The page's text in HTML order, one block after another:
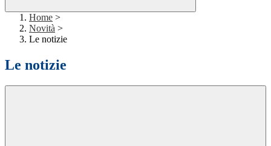
Home >
Novità >
Le notizie
Le notizie